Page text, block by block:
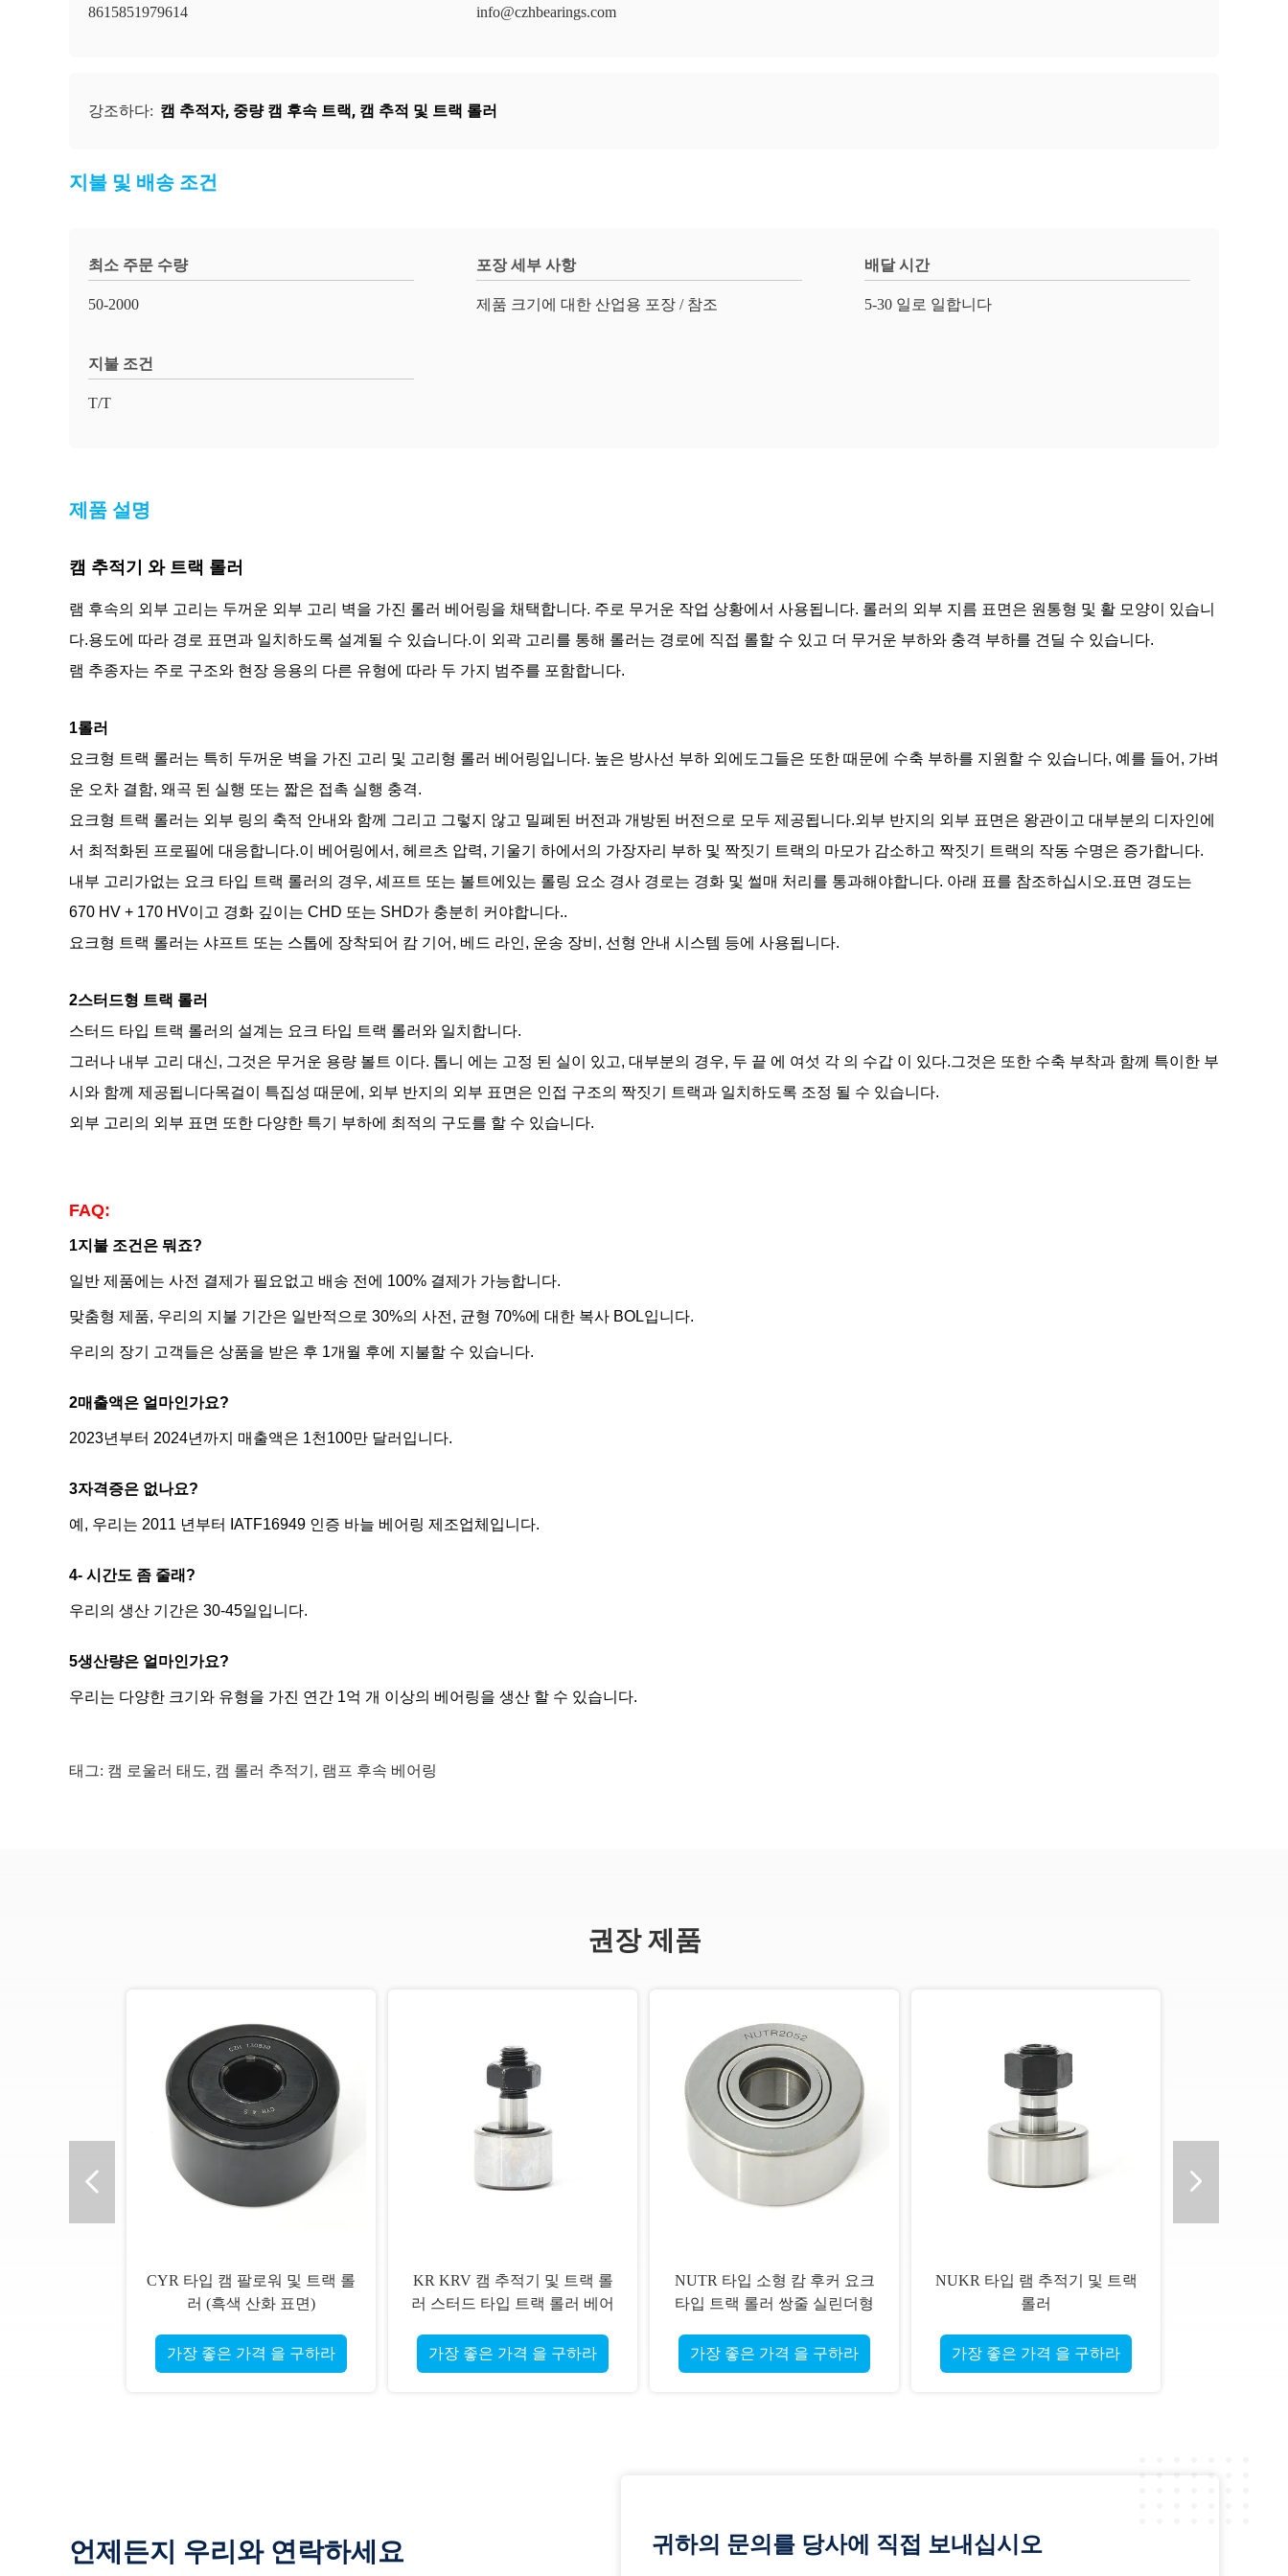
8615851979614 info@czhbearings.com
강조하다: 캠 추적자, 중량 캠 후속 트랙, 캠 추적 및 트랙 롤러
지불 및 배송 조건
최소 주문 수량
50-2000
포장 세부 사항
제품 크기에 대한 산업용 포장 / 참조
배달 시간
5-30 일로 일합니다
지불 조건
T/T
제품 설명
캠 추적기 와 트랙 롤러
램 후속의 외부 고리는 두꺼운 외부 고리 벽을 가진 롤러 베어링을 채택합니다. 주로 무거운 작업 상황에서 사용됩니다. 롤러의 외부 지름 표면은 원통형 및 활 모양이 있습니
다.용도에 따라 경로 표면과 일치하도록 설계될 수 있습니다.이 외곽 고리를 통해 롤러는 경로에 직접 롤할 수 있고 더 무거운 부하와 충격 부하를 견딜 수 있습니다.
램 추종자는 주로 구조와 현장 응용의 다른 유형에 따라 두 가지 범주를 포함합니다.
1롤러
요크형 트랙 롤러는 특히 두꺼운 벽을 가진 고리 및 고리형 롤러 베어링입니다. 높은 방사선 부하 외에도그들은 또한 때문에 수축 부하를 지원할 수 있습니다, 예를 들어, 가벼
운 오차 결함, 왜곡 된 실행 또는 짧은 접촉 실행 충격.
요크형 트랙 롤러는 외부 링의 축적 안내와 함께 그리고 그렇지 않고 밀폐된 버전과 개방된 버전으로 모두 제공됩니다.외부 반지의 외부 표면은 왕관이고 대부분의 디자인에
서 최적화된 프로필에 대응합니다.이 베어링에서, 헤르츠 압력, 기울기 하에서의 가장자리 부하 및 짝짓기 트랙의 마모가 감소하고 짝짓기 트랙의 작동 수명은 증가합니다.
내부 고리가없는 요크 타입 트랙 롤러의 경우, 셰프트 또는 볼트에있는 롤링 요소 경사 경로는 경화 및 썰매 처리를 통과해야합니다. 아래 표를 참조하십시오.표면 경도는
670 HV + 170 HV이고 경화 깊이는 CHD 또는 SHD가 충분히 커야합니다..
요크형 트랙 롤러는 샤프트 또는 스톱에 장착되어 캄 기어, 베드 라인, 운송 장비, 선형 안내 시스템 등에 사용됩니다.
2스터드형 트랙 롤러
스터드 타입 트랙 롤러의 설계는 요크 타입 트랙 롤러와 일치합니다.
그러나 내부 고리 대신, 그것은 무거운 용량 볼트 이다. 톱니 에는 고정 된 실이 있고, 대부분의 경우, 두 끝 에 여섯 각 의 수갑 이 있다.그것은 또한 수축 부착과 함께 특이한 부
시와 함께 제공됩니다목걸이 특집성 때문에, 외부 반지의 외부 표면은 인접 구조의 짝짓기 트랙과 일치하도록 조정 될 수 있습니다.
외부 고리의 외부 표면 또한 다양한 특기 부하에 최적의 구도를 할 수 있습니다.
FAQ:
1지불 조건은 뭐죠?
일반 제품에는 사전 결제가 필요없고 배송 전에 100% 결제가 가능합니다.
맞춤형 제품, 우리의 지불 기간은 일반적으로 30%의 사전, 균형 70%에 대한 복사 BOL입니다.
우리의 장기 고객들은 상품을 받은 후 1개월 후에 지불할 수 있습니다.
2매출액은 얼마인가요?
2023년부터 2024년까지 매출액은 1천100만 달러입니다.
3자격증은 없나요?
예, 우리는 2011 년부터 IATF16949 인증 바늘 베어링 제조업체입니다.
4- 시간도 좀 줄래?
우리의 생산 기간은 30-45일입니다.
5생산량은 얼마인가요?
우리는 다양한 크기와 유형을 가진 연간 1억 개 이상의 베어링을 생산 할 수 있습니다.
태그: 캠 로울러 태도, 캠 롤러 추적기 , 램프 후속 베어링
권장 제품
CYR 타입 캠 팔로워 및 트랙 롤
러 (흑색 산화 표면)
가장 좋은 가격 을 구하라
KR KRV 캠 추적기 및 트랙 롤
러 스터드 타입 트랙 롤러 베어
가장 좋은 가격 을 구하라
NUTR 타입 소형 캄 후커 요크
타입 트랙 롤러 쌍줄 실린더형
가장 좋은 가격 을 구하라
NUKR 타입 램 추적기 및 트랙
롤러
가장 좋은 가격 을 구하라
언제든지 우리와 연락하세요 귀하의 문의를 당사에 직접 보내십시오